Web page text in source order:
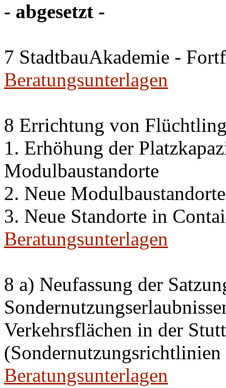
- abgesetzt -
7 StadtbauAkademie -
Beratungsunterlagen
8 Errichtung von
1. Erhöhung der
Modulbaustandorte
2. Neue Modulbaustandorte
3. Neue Standorte in
Beratungsunterlagen
8 a) Neufassung der
Verkehrsflächen in der
(Sondernutzungsrichtlinien
Beratungsunterlagen